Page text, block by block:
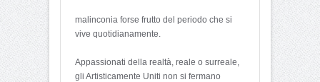
malinconia forse frutto del periodo che si
vive quotidianamente.
Appassionati della realtà, reale o surreale,
gli Artisticamente Uniti non si fermano